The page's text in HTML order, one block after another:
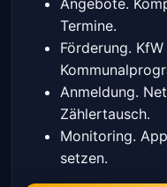
Angebote.
Termine.
Förderung.
Anmeldung.
Zählertausch.
Monitoring.
setzen.